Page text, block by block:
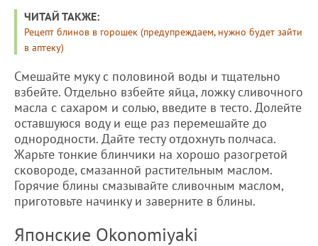
ЧИТАЙ ТАКЖЕ:
Рецепт блинов в горошек (предупреждаем, нужно будет зайти
в аптеку)
Смешайте муку с половиной воды и тщательно
взбейте. Отдельно взбейте яйца, ложку сливочного
масла с сахаром и солью, введите в тесто. Долейте
оставшуюся воду и еще раз перемешайте до
однородности. Дайте тесту отдохнуть полчаса.
Жарьте тонкие блинчики на хорошо разогретой
сковороде, смазанной растительным маслом.
Горячие блины смазывайте сливочным маслом,
приготовьте начинку и заверните в блины.
Японские Okonomiyaki